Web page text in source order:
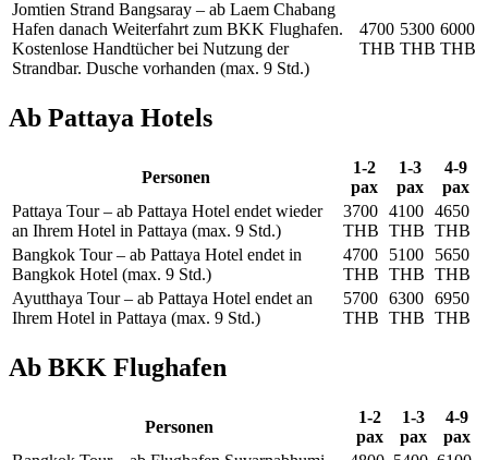
Jomtien Strand Bangsaray – ab Laem Chabang
Hafen danach Weiterfahrt zum BKK Flughafen.
Kostenlose Handtücher bei Nutzung der
Strandbar. Dusche vorhanden (max. 9 Std.)
4700
THB
5300
THB
6000
THB
Ab Pattaya Hotels
Personen
1-2
pax
1-3
pax
4-9
pax
Pattaya Tour – ab Pattaya Hotel endet wieder
an Ihrem Hotel in Pattaya (max. 9 Std.)
3700
THB
4100
THB
4650
THB
Bangkok Tour – ab Pattaya Hotel endet in
Bangkok Hotel (max. 9 Std.)
4700
THB
5100
THB
5650
THB
Ayutthaya Tour – ab Pattaya Hotel endet an
Ihrem Hotel in Pattaya (max. 9 Std.)
5700
THB
6300
THB
6950
THB
Ab BKK Flughafen
Personen
1-2
pax
1-3
pax
4-9
pax